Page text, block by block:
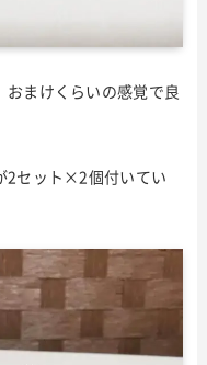
まけくらいの感覚で良
2セット×2個付いてい